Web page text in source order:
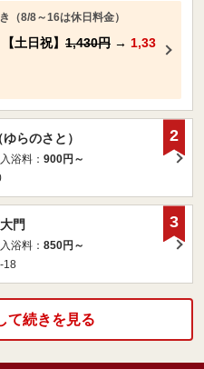
（8/8～16は休日料金）
土日祝】 1,430円 → 1,33
らのさと）
入浴料： 900円～
2
門
入浴料： 850円～
18
3
て続きを見る